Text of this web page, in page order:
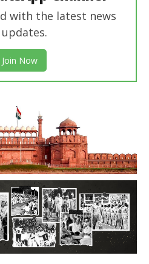
with the latest news
Join Now